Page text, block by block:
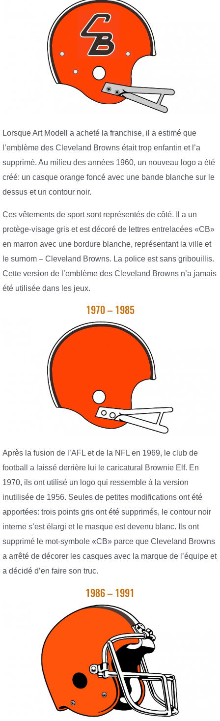
Lorsque Art Modell a acheté la franchise, il a estimé que
l’emblème des Cleveland Browns était trop enfantin et l’a
supprimé. Au milieu des années 1960, un nouveau logo a été
créé: un casque orange foncé avec une bande blanche sur le
dessus et un contour noir.
Ces vêtements de sport sont représentés de côté. Il a un
protège-visage gris et est décoré de lettres entrelacées «CB»
en marron avec une bordure blanche, représentant la ville et
le surnom – Cleveland Browns. La police est sans gribouillis.
Cette version de l’emblème des Cleveland Browns n’a jamais
été utilisée dans les jeux.
1970 – 1985
Après la fusion de l’AFL et de la NFL en 1969, le club de
football a laissé derrière lui le caricatural Brownie Elf. En
1970, ils ont utilisé un logo qui ressemble à la version
inutilisée de 1956. Seules de petites modifications ont été
apportées: trois points gris ont été supprimés, le contour noir
interne s’est élargi et le masque est devenu blanc. Ils ont
supprimé le mot-symbole «CB» parce que Cleveland Browns
a arrêté de décorer les casques avec la marque de l’équipe et
a décidé d’en faire son truc.
1986 – 1991